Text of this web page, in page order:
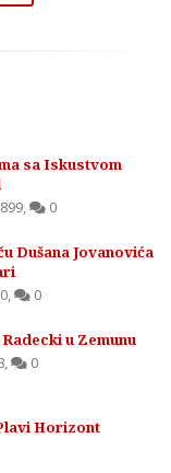
sa Iskustvom
, 0
Dušana Jovanovića
, 0
u Zemunu
, 0
Horizont